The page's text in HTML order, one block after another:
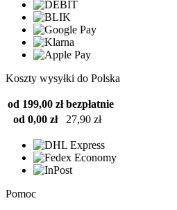
Koszty wysyłki do Polska
od 199,00 zł bezpłatnie
od 0,00 zł
27,90 zł
Pomoc